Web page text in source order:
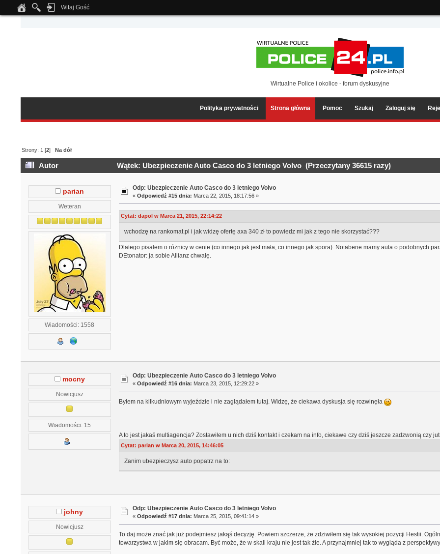
Notice: Undefined index: tapatalk_body_hook in
Witaj Gość
Wirtualne Police i okolice - forum dyskusyjne
Polityka prywatności Strona główna Pomoc Szukaj Zaloguj się
Strony: 1 [2]Na dół
Autor Wątek: Ubezpieczenie Auto Casco do 3 letniego Volvo (Przeczytany 36615 razy)
parian
Weteran
Wiadomości: 1558
Odp: Ubezpieczenie Auto Casco do 3 letniego Volvo
«Odpowiedź #15 dnia: Marca 22, 2015, 18:17:56 »
Cytat: dapol w Marca 21, 2015, 22:14:22
wchodzę na rankomat.pl i jak widzę ofertę axa 340 zł to powiedz mi jak z tego nie skorzystać???
Dlatego pisałem o różnicy w cenie (co innego jak jest mała, co innego jak spora). Notabene mamy auta o podobnych
DEtonator: ja sobie Allianz chwalę.
mocny
Nowicjusz
Wiadomości: 15
Odp: Ubezpieczenie Auto Casco do 3 letniego Volvo
«Odpowiedź #16 dnia: Marca 23, 2015, 12:29:22 »
Byłem na kilkudniowym wyjeździe i nie zaglądałem tutaj. Widzę, że ciekawa dyskusja się rozwinęła
A to jest jakaś multiagencja? Zostawiłem u nich dziś kontakt i czekam na info, ciekawe czy dziś jeszcze zadzwonią czy
Cytat: parian w Marca 20, 2015, 14:46:05
Zanim ubezpieczysz auto popatrz na to:
johny
Nowicjusz
Odp: Ubezpieczenie Auto Casco do 3 letniego Volvo
«Odpowiedź #17 dnia: Marca 25, 2015, 09:41:14 »
To daj może znać jak już podejmiesz jakąś decyzję. Powiem szczerze, że zdziwiłem się tak wysokiej pozycji Hestii.
towarzystwa w jakim się obracam. Być może, że w skali kraju nie jest tak źle. A przynajmniej tak to wygląda z